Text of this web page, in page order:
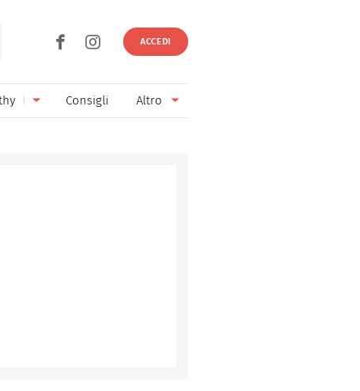
ACCEDI
Consigli Altro